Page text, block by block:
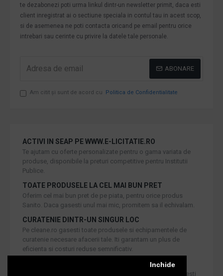
Inchide
te dezabonezi poti urma linkul dintr-un newsletter primit, daca esti
client inregistrat ai o sectiune speciala in contul tau in acest scop,
si de asemenea ne poti contacta oricand pe email pentru orice
intrebari sau cerinte cu privire la datele tale personale.
ABONARE
Am citit şi sunt de acord cu Politica de Confidentialitate
ACTIVI IN SEAP PE WWW.E-LICITATIE.RO
Te ajutam cu oferte personalizate pentru o gama variata de
produse, disponibile la preturi competitive pentru Institutii
Publice.
TOATE PRODUSELE LA CEL MAI BUN PRET
Oferim cel mai bun pret de pe piata, pentru orice produs
Sanito. Daca gasesti unul mai mic, promitem sa il echivalam.
CURATENIE DINTR-UN SINGUR LOC
Pe cleane.ro gasesti toate produsele si echipamentele de
curatenie necesare afacerii tale. Iti garantam un plus de
eficienta si costuri reduse semnificativ.
Iti oferim produse de cea mai inalta calitate, dar daca doresti